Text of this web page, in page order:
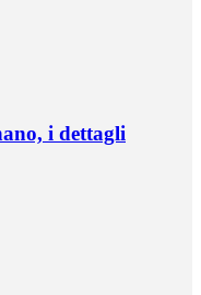
i dettagli